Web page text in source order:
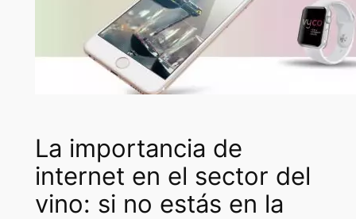
La importancia de
internet en el sector del
vino: si no estás en la